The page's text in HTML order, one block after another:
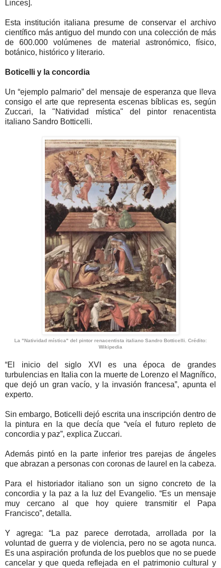
Linces].
Esta institución italiana presume de conservar el archivo
científico más antiguo del mundo con una colección de más
de 600.000 volúmenes de material astronómico, físico,
botánico, histórico y literario.
Boticelli y la concordia
Un “ejemplo palmario” del mensaje de esperanza que lleva
consigo el arte que representa escenas bíblicas es, según
Zuccari, la "Natividad mística" del pintor renacentista
italiano Sandro Botticelli.
La "Natividad mística" del pintor renacentista italiano Sandro Botticelli. Crédito:
Wikipedia
“El inicio del siglo XVI es una época de grandes
turbulencias en Italia con la muerte de Lorenzo el Magnífico,
que dejó un gran vacío, y la invasión francesa”, apunta el
experto.
Sin embargo, Boticelli dejó escrita una inscripción dentro de
la pintura en la que decía que “veía el futuro repleto de
concordia y paz”, explica Zuccari.
Además pintó en la parte inferior tres parejas de ángeles
que abrazan a personas con coronas de laurel en la cabeza.
Para el historiador italiano son un signo concreto de la
concordia y la paz a la luz del Evangelio. “Es un mensaje
muy cercano al que hoy quiere transmitir el Papa
Francisco”, detalla.
Y agrega: “La paz parece derrotada, arrollada por la
voluntad de guerra y de violencia, pero no se agota nunca.
Es una aspiración profunda de los pueblos que no se puede
cancelar y que queda reflejada en el patrimonio cultural y